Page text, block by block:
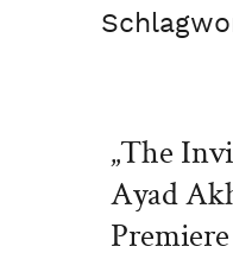
„The
Ayad